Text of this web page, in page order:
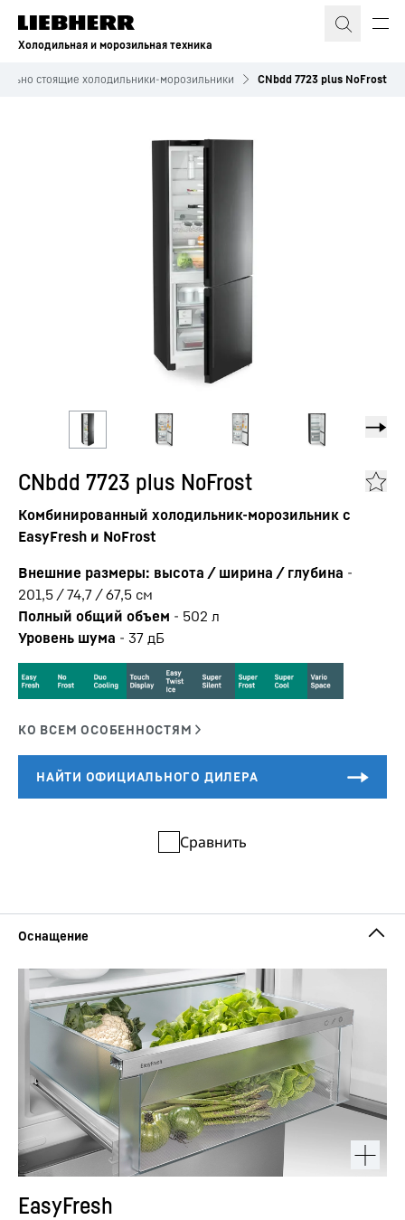
Холодильная и морозильная техника
стоящие холодильники-морозильники CNbdd 7723 plus NoFrost
CNbdd 7723 plus NoFrost
Комбинированный холодильник-морозильник с
EasyFresh и NoFrost
Внешние размеры: высота / ширина / глубина -
201,5 / 74,7 / 67,5 см
Полный общий объем - 502 л
Уровень шума - 37 дБ
Сравнить
EasyFresh